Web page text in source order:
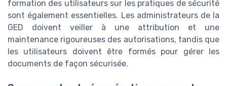
formation des utilisateurs sur les pratiques de sécurité
sont également essentielles. Les administrateurs de la
GED doivent veiller à une attribution et une
maintenance rigoureuses des autorisations, tandis que
les utilisateurs doivent être formés pour gérer les
documents de façon sécurisée.